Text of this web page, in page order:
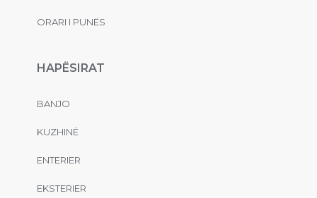
ORARI I PUNËS
HAPËSIRAT
BANJO
KUZHINË
ENTERIER
EKSTERIER